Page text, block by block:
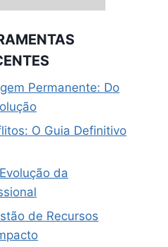
Permanente: Do
O Guia Definitivo
da
de Recursos